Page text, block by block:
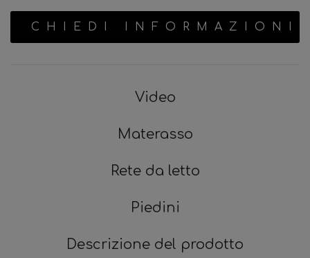
CHIEDI INFORMAZIONI
Video
Materasso
Rete da letto
Piedini
Descrizione del prodotto